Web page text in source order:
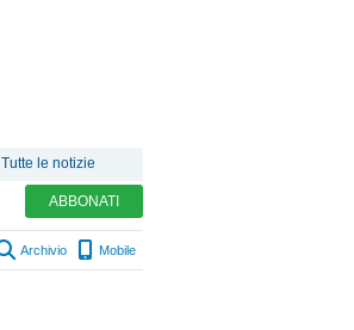
Tutte le notizie
ABBONATI
Archivio Mobile